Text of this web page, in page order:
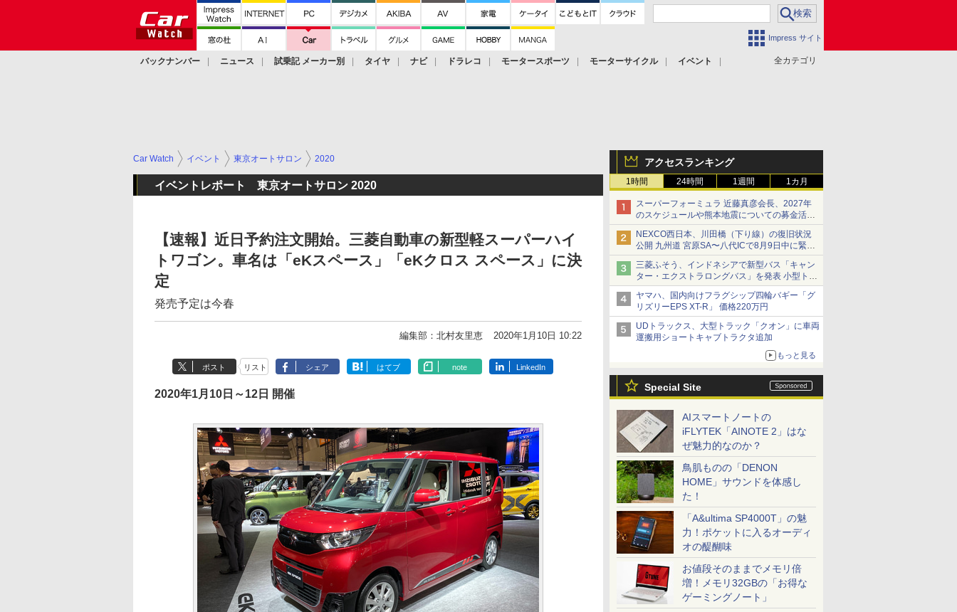
Impress サイト
全カテゴリ
バックナンバー ニュース 試乗記 メーカー別 タイヤ ナビ ドラレコ モータースポーツ モーターサイクル
イベント
アクセスランキング
1時間 24時間 1週間 1カ月
スーパーフォーミュラ 近藤真彦会長、2027年
のスケジュールや熊本地震についての募金活動
を紹介
NEXCO西日本、川田橋（下り線）の復旧状況
公開 九州道 宮原SA〜八代ICで8月9日中に緊急
車両を通行可能に
三菱ふそう、インドネシアで新型バス「キャン
ター・エクストラロングバス」を発表 小型トラ
ックベースの観光・旅客輸送向けバス
ヤマハ、国内向けフラグシップ四輪バギー「グ
リズリーEPS XT-R」 価格220万円
UDトラックス、大型トラック「クオン」に車両
運搬用ショートキャブトラクタ追加
もっと見る
Special Site
AIスマートノートの
iFLYTEK「AINOTE 2」はな
ぜ魅力的なのか？
鳥肌ものの「DENON
HOME」サウンドを体感し
た！
「A&ultima SP4000T」の魅
力！ポケットに入るオーディ
オの醍醐味
お値段そのままでメモリ倍
増！メモリ32GBの「お得な
ゲーミングノート」
Car Watch イベント 東京オートサロン 2020
イベントレポート 東京オートサロン 2020
【速報】近日予約注文開始。三菱自動車の新型軽スーパーハイ
トワゴン。車名は「eKスペース」「eKクロス スペース」に決
定
発売予定は今春
編集部：北村友里恵 2020年1月10日 10:22
ポスト リスト シェア はてブ note LinkedIn
2020年1月10日～12日 開催